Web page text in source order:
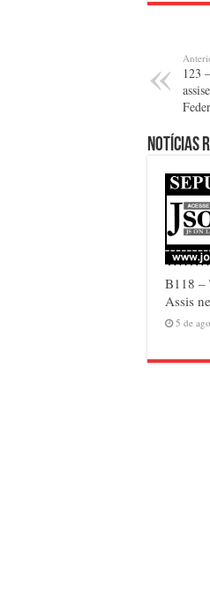
123
Notícias
B118 –
Assis
5 de